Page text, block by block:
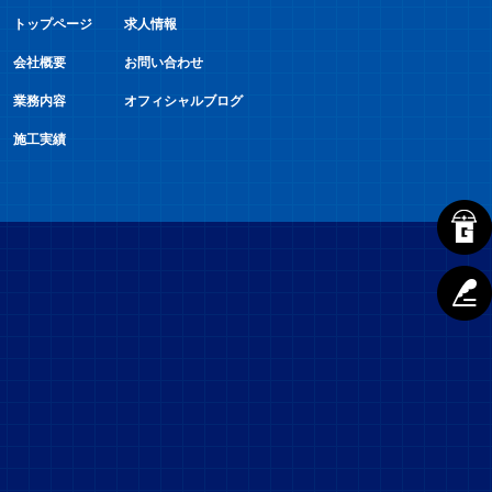
トップページ
会社概要
業務内容
施工実績
求人情報
お問い合わせ
オフィシャルブログ